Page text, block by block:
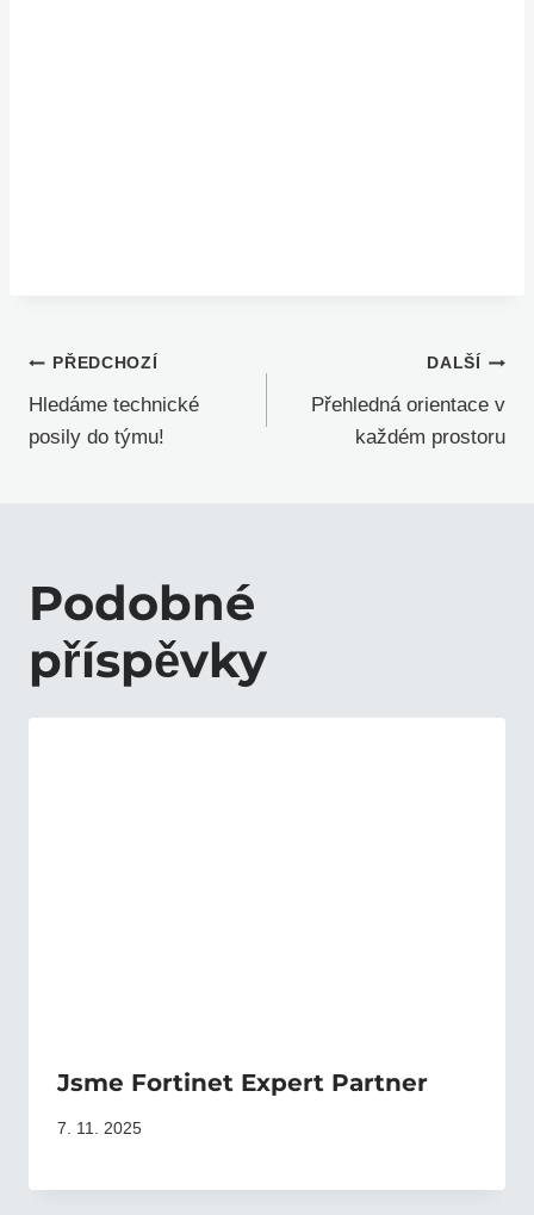
Navigace
pro
PŘEDCHOZÍ
Hledáme technické
posily do týmu!
DALŠÍ
Přehledná orientace v
každém prostoru
Podobné
příspěvky
Jsme Fortinet Expert Partner
7. 11. 2025